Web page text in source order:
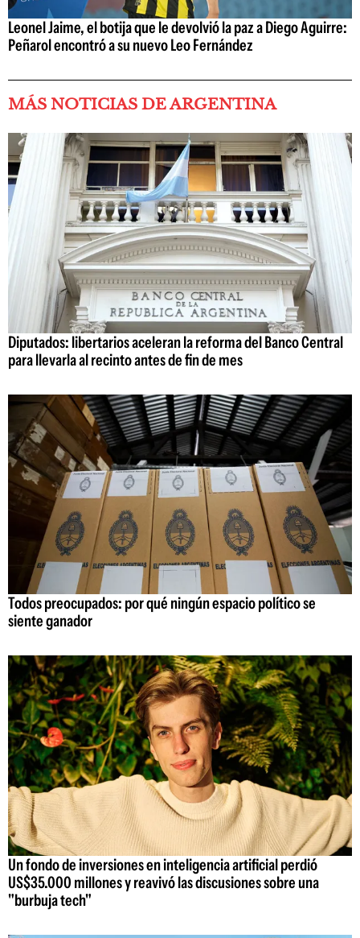
Leonel Jaime, el botija que le devolvió la paz a Diego Aguirre:
Peñarol encontró a su nuevo Leo Fernández
MÁS NOTICIAS DE ARGENTINA
Diputados: libertarios aceleran la reforma del Banco Central
para llevarla al recinto antes de fin de mes
Todos preocupados: por qué ningún espacio político se
siente ganador
Un fondo de inversiones en inteligencia artificial perdió
US$35.000 millones y reavivó las discusiones sobre una
"burbuja tech"